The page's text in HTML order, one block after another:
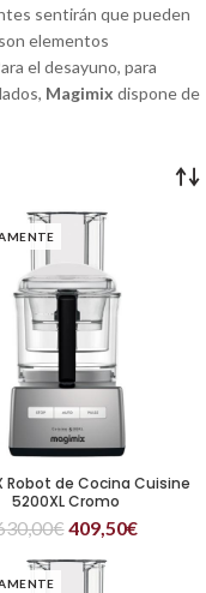
sentirán que pueden
elementos
el desayuno, para
Magimix dispone de
Robot de Cocina Cuisine
5200XL Cromo
€409,50€